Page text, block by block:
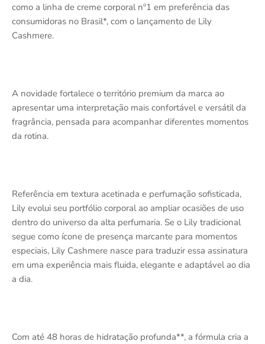
como a linha de creme corporal nº1 em preferência das
consumidoras no Brasil*, com o lançamento de Lily
Cashmere.
A novidade fortalece o território premium da marca ao
apresentar uma interpretação mais confortável e versátil da
fragrância, pensada para acompanhar diferentes momentos
da rotina.
Referência em textura acetinada e perfumação sofisticada,
Lily evolui seu portfólio corporal ao ampliar ocasiões de uso
dentro do universo da alta perfumaria. Se o Lily tradicional
segue como ícone de presença marcante para momentos
especiais, Lily Cashmere nasce para traduzir essa assinatura
em uma experiência mais fluida, elegante e adaptável ao dia
a dia.
Com até 48 horas de hidratação profunda**, a fórmula cria a